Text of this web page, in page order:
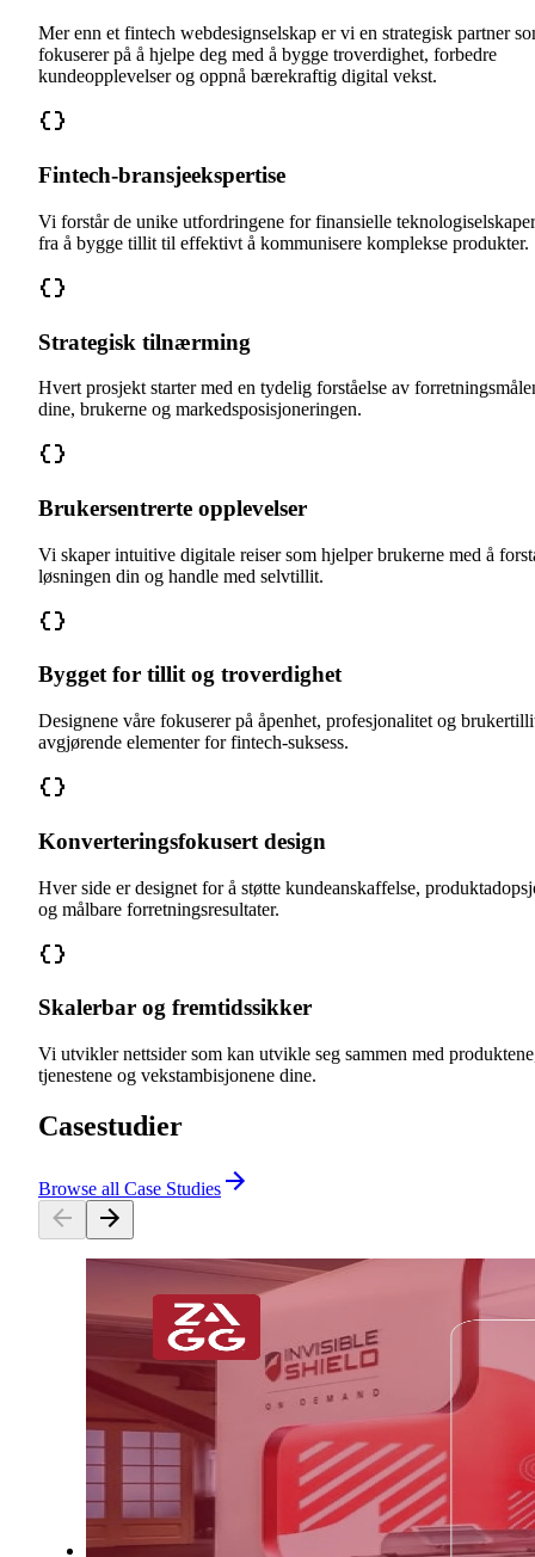
Mer enn et fintech webdesignselskap er vi en strategisk partner
fokuserer på å hjelpe deg med å bygge troverdighet, forbedre
kundeopplevelser og oppnå bærekraftig digital vekst.
Fintech-bransjeekspertise
Vi forstår de unike utfordringene for finansielle
fra å bygge tillit til effektivt å kommunisere komplekse produkter.
Strategisk tilnærming
Hvert prosjekt starter med en tydelig forståelse av
dine, brukerne og markedsposisjoneringen.
Brukersentrerte opplevelser
Vi skaper intuitive digitale reiser som hjelper brukerne med å
løsningen din og handle med selvtillit.
Bygget for tillit og troverdighet
Designene våre fokuserer på åpenhet, profesjonalitet og
avgjørende elementer for fintech-suksess.
Konverteringsfokusert design
Hver side er designet for å støtte kundeanskaffelse,
og målbare forretningsresultater.
Skalerbar og fremtidssikker
Vi utvikler nettsider som kan utvikle seg sammen med
tjenestene og vekstambisjonene dine.
Casestudier
Browse all Case Studies